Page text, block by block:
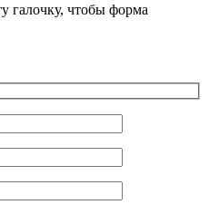
галочку, чтобы форма